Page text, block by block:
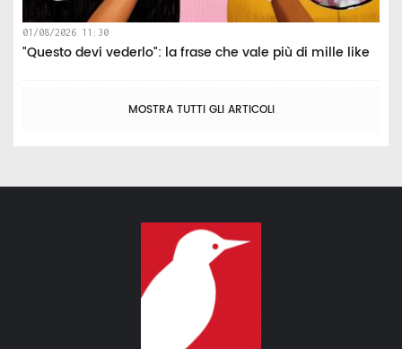
01/08/2026 11:30
"Questo devi vederlo": la frase che vale più di mille like
MOSTRA TUTTI GLI ARTICOLI